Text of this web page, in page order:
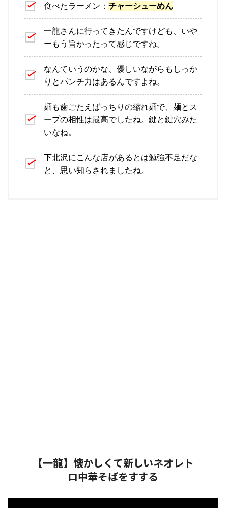
食べたラーメン： チャーシューめん
一龍さんに行ってきたんですけども、いや
ーもう旨かったって感じですね。
なんていうのかな、優しいながらもしっか
りとパンチ力はあるんですよね。
麺も歯ごたえばっちりの縮れ麺で、麺とス
ープの相性は最高でしたね。鍵と鍵穴みた
いなね。
下北沢にこんな店があるとは勉強不足だな
と、思い知らされましたね。
【一龍】懐かしくて新しいネオレト
ロ中華そばをすする